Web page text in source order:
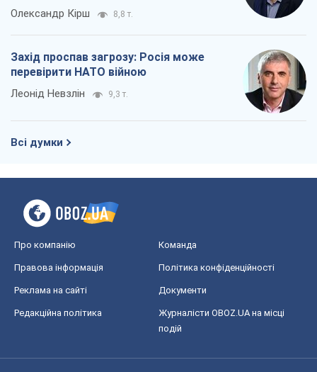
Олександр Кірш 8,8 т.
Захід проспав загрозу: Росія може
перевірити НАТО війною
Леонід Невзлін 9,3 т.
Всі думки
Про компанію Команда
Правова інформація Політика конфіденційності
Реклама на сайті Документи
Редакційна політика
Журналісти OBOZ.UA на місці
подій